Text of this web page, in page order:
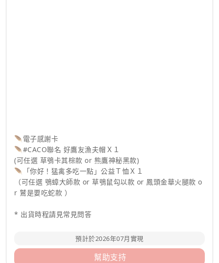
🪶電子感謝卡
🪶#CACO聯名 好鷹友漁夫帽Ｘ１
(可任選 草鴞卡其棕款 or 熊鷹神秘黑款)
🪶「你好！猛禽多吃一點」公益Ｔ恤Ｘ１
（可任選 鴞蟑大師款 or 草鴞鼠勾以款 or 鳳頭金華火腿款 o
r 鷲是要吃蛇款 ）
* 出貨時程請見常見問答
預計於2026年07月實現
幫助支持